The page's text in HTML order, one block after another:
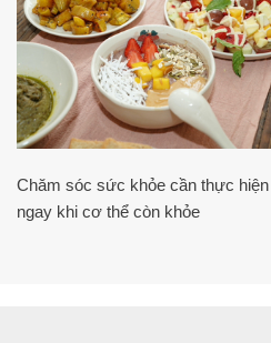
Chăm sóc sức khỏe cần thực hiện
ngay khi cơ thể còn khỏe